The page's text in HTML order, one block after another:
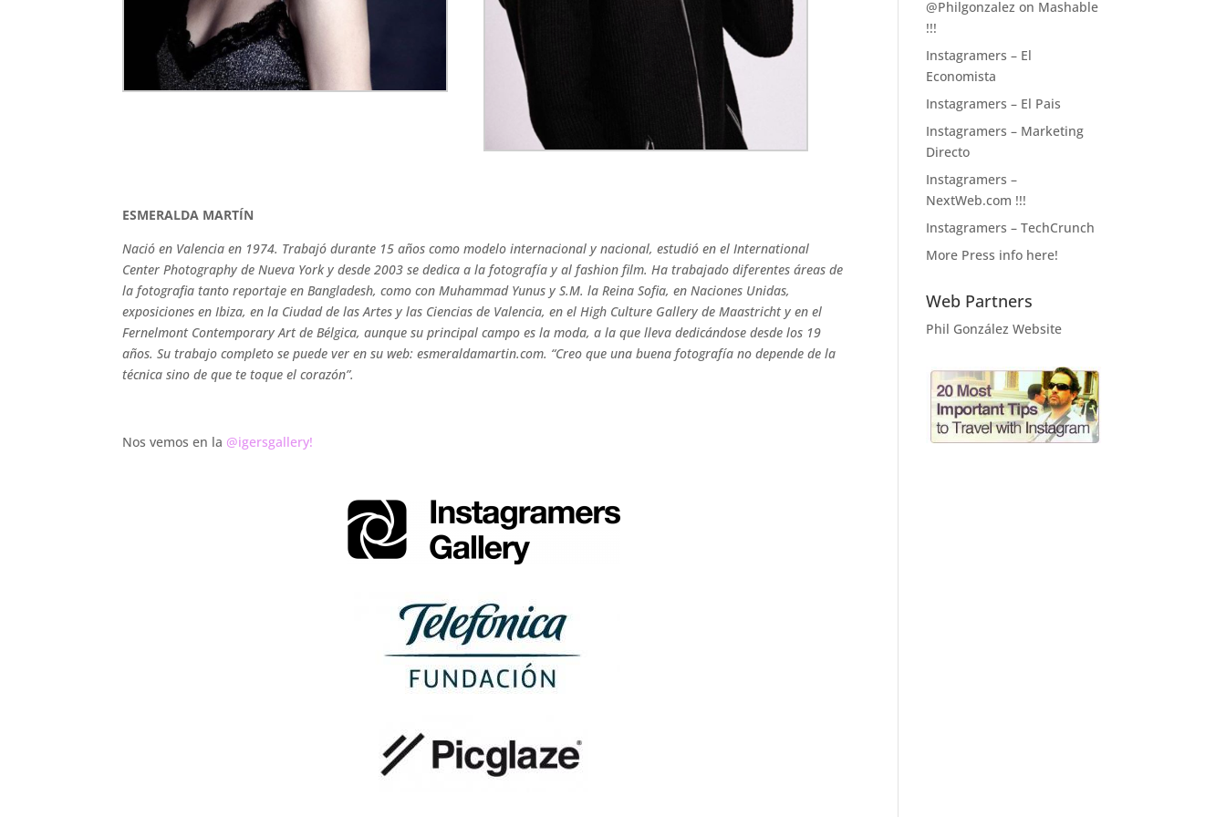
ESMERALDA MARTÍN
Nació en Valencia en 1974. Trabajó durante 15 años como modelo internacional y nacional, estudió en el International
Center Photography de Nueva York y desde 2003 se dedica a la fotografía y al fashion film. Ha trabajado diferentes áreas de
la fotografia tanto reportaje en Bangladesh, como con Muhammad Yunus y S.M. la Reina Sofia, en Naciones Unidas,
exposiciones en Ibiza, en la Ciudad de las Artes y las Ciencias de Valencia, en el High Culture Gallery de Maastricht y en el
Fernelmont Contemporary Art de Bélgica, aunque su principal campo es la moda, a la que lleva dedicándose desde los 19
años. Su trabajo completo se puede ver en su web: esmeraldamartin.com. “Creo que una buena fotografía no depende de la
técnica sino de que te toque el corazón”.
Nos vemos en la @igersgallery!
@Philgonzalez on Mashable
!!!
Instagramers – El
Economista
Instagramers – El Pais
Instagramers – Marketing
Directo
Instagramers –
NextWeb.com !!!
Instagramers – TechCrunch
More Press info here!
Web Partners
Phil González Website